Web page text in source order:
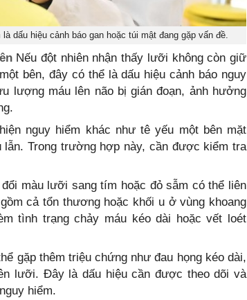
dấu hiệu cảnh báo gan hoặc túi mật đang gặp vấn đề.
Nếu đột nhiên nhận thấy lưỡi không còn giữ
bên, đây có thể là dấu hiệu cảnh báo nguy
lượng máu lên não bị gián đoạn, ảnh hưởng
nguy hiểm khác như tê yếu một bên mặt
Trong trường hợp này, cần được kiểm tra
màu lưỡi sang tím hoặc đỏ sẫm có thể liên
cả tổn thương hoặc khối u ở vùng khoang
tình trạng chảy máu kéo dài hoặc vết loét
gặp thêm triệu chứng như đau họng kéo dài,
lưỡi. Đây là dấu hiệu cần được theo dõi và
hiểm.